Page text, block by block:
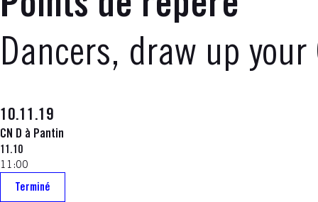
Dancers, draw up your
10.11.19
CN D à Pantin
11.10
11:00
Terminé